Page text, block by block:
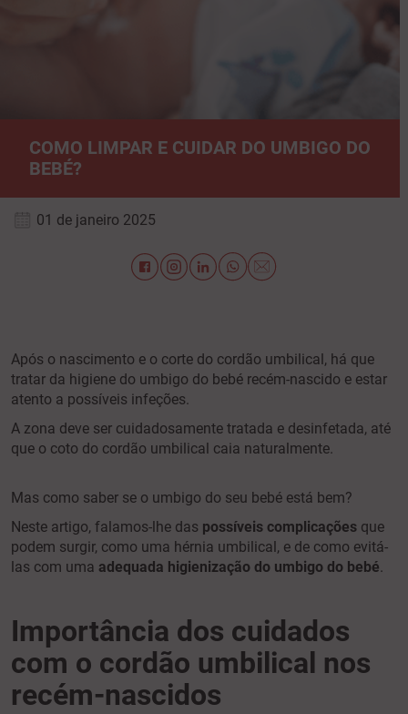
COMO LIMPAR E CUIDAR DO UMBIGO DO
BEBÉ?
01 de janeiro 2025
Após o nascimento e o corte do cordão umbilical, há que
tratar da higiene do umbigo do bebé recém-nascido e estar
atento a possíveis infeções.
A zona deve ser cuidadosamente tratada e desinfetada, até
que o coto do cordão umbilical caia naturalmente.
Mas como saber se o umbigo do seu bebé está bem?
Neste artigo, falamos-lhe das possíveis complicações que
podem surgir, como uma hérnia umbilical, e de como evitá-
las com uma adequada higienização do umbigo do bebé.
Importância dos cuidados
com o cordão umbilical nos
recém-nascidos